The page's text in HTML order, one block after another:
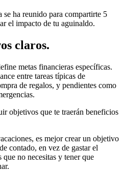
se ha reunido para compartirte 5
el impacto de tu aguinaldo.
claros.
metas financieras específicas.
entre tareas típicas de
de regalos, y pendientes como
objetivos que te traerán beneficios
es mejor crear un objetivo
contado, en vez de gastar el
no necesitas y tener que